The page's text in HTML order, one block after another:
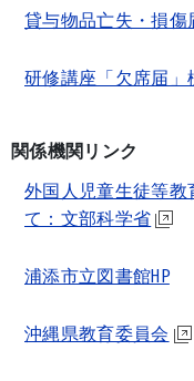
貸与物品亡失・損傷
研修講座「欠席届」
関係機関リンク
外国人児童生徒等教
て：文部科学省
浦添市立図書館HP
沖縄県教育委員会